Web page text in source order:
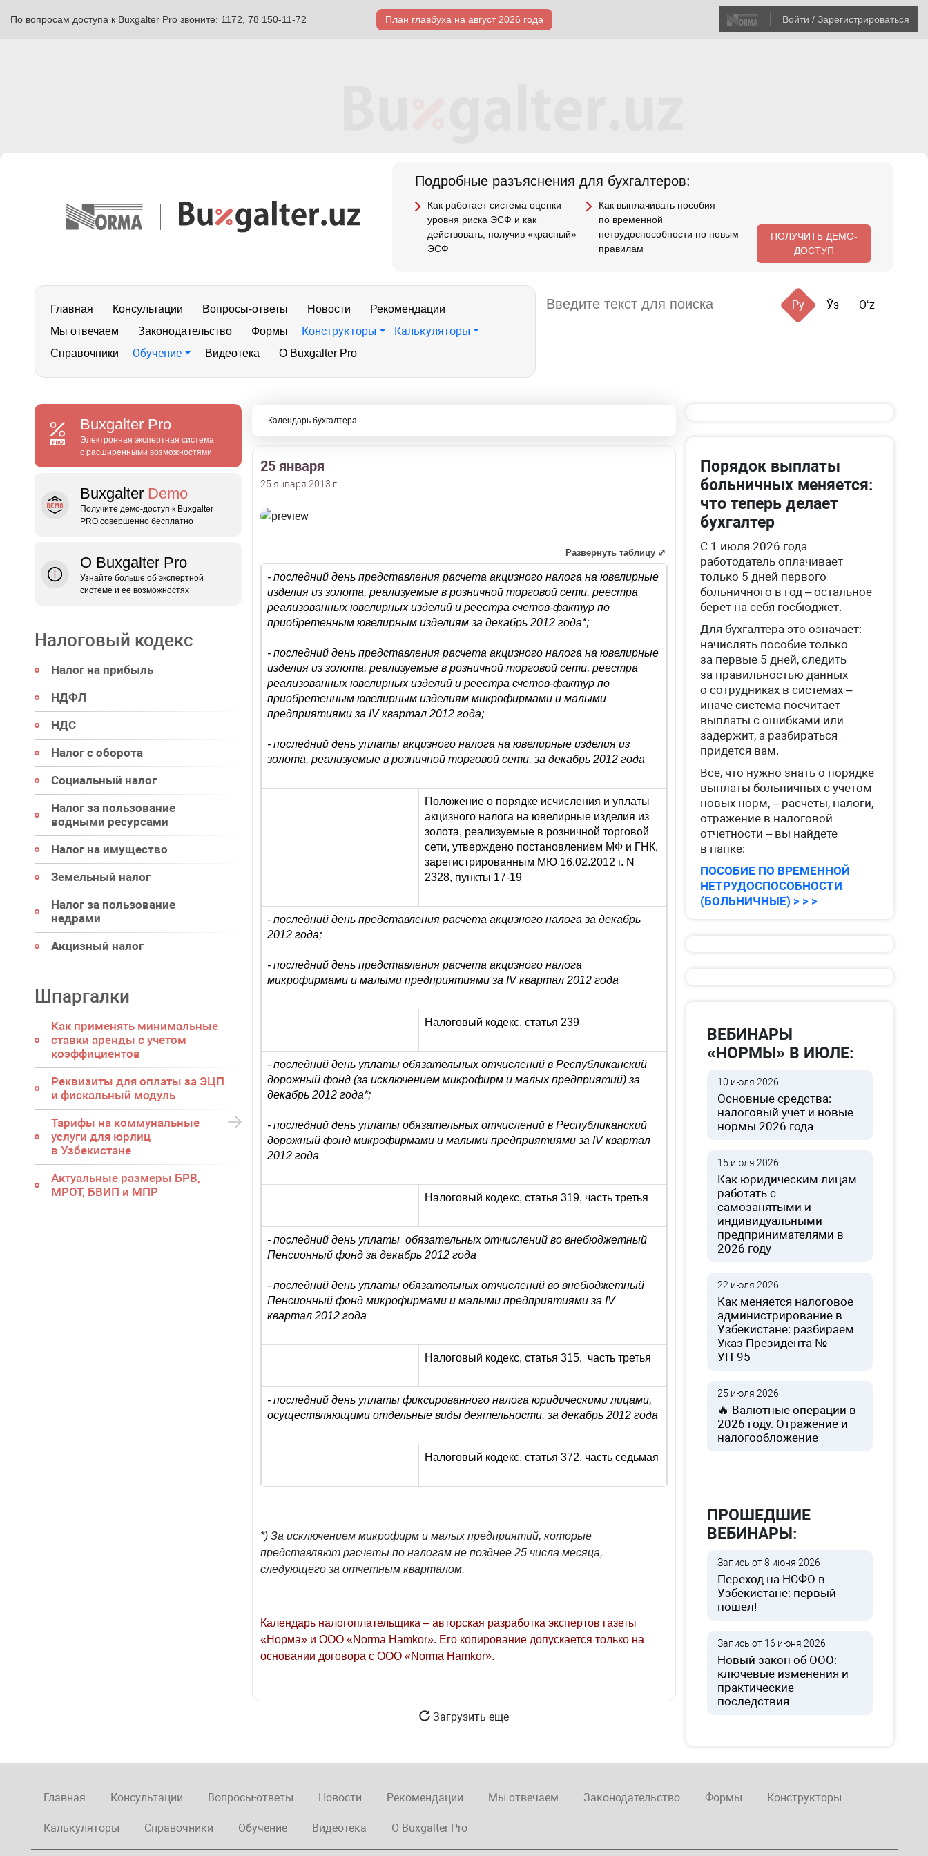
По вопросам доступа к Buxgalter Pro звоните: 1172, 78 150-11-72 План главбуха на август 2026 года Войти / Зарегистрироваться
Подробные разъяснения для бухгалтеров:
Как работает система оценки
уровня риска ЭСФ и как
действовать, получив «красный»
ЭСФ
Как выплачивать пособия
по временной
нетрудоспособности по новым
правилам
ПОЛУЧИТЬ ДЕМО-
ДОСТУП
Главная Консультации Вопросы-ответы Новости
Рекомендации
Мы отвечаем
Законодательство Формы Конструкторы Калькуляторы
Справочники Обучение Видеотека О Buxgalter Pro
Ру Ўз Oʻz
Buxgalter Pro
Электронная экспертная система
с расширенными возможностями
Buxgalter Demo
Получите демо‑доступ к Buxgalter
PRO совершенно бесплатно
О Buxgalter Pro
Узнайте больше об экспертной
системе и ее возможностях
Налоговый кодекс
Налог на прибыль
НДФЛ
НДС
Налог с оборота
Социальный налог
Налог за пользование
водными ресурсами
Налог на имущество
Земельный налог
Налог за пользование
недрами
Акцизный налог
Шпаргалки
Как применять минимальные
ставки аренды с учетом
коэффициентов
Реквизиты для оплаты за ЭЦП
и фискальный модуль
Тарифы на коммунальные
услуги для юрлиц
в Узбекистане
Актуальные размеры БРВ,
МРОТ, БВИП и МПР
Календарь бухгалтера
25 января
25 января 2013 г.
- последний день представления расчета акцизного налога на ювелирные
изделия из золота, реализуемые в розничной торговой сети, реестра
реализованных ювелирных изделий и реестра счетов-фактур по
приобретенным ювелирным изделиям за декабрь 2012 года*;
- последний день представления расчета акцизного налога на ювелирные
изделия из золота, реализуемые в розничной торговой сети, реестра
реализованных ювелирных изделий и реестра счетов-фактур по
приобретенным ювелирным изделиям микрофирмами и малыми
предприятиями за IV квартал 2012 года;
- последний день уплаты акцизного налога на ювелирные изделия из
золота, реализуемые в розничной торговой сети, за декабрь 2012 года
Положение о порядке исчисления и уплаты
акцизного налога на ювелирные изделия из
золота, реализуемые в розничной торговой
сети, утверждено постановлением МФ и ГНК,
зарегистрированным МЮ 16.02.2012 г. N
2328, пункты 17-19
- последний день представления расчета акцизного налога за декабрь
2012 года;
- последний день представления расчета акцизного налога
микрофирмами и малыми предприятиями за IV квартал 2012 года
Налоговый кодекс, статья 239
- последний день уплаты обязательных отчислений в Республиканский
дорожный фонд (за исключением микрофирм и малых предприятий) за
декабрь 2012 года*;
- последний день уплаты обязательных отчислений в Республиканский
дорожный фонд микрофирмами и малыми предприятиями за IV квартал
2012 года
Налоговый кодекс, статья 319, часть третья
- последний день уплаты обязательных отчислений во внебюджетный
Пенсионный фонд за декабрь 2012 года
- последний день уплаты обязательных отчислений во внебюджетный
Пенсионный фонд микрофирмами и малыми предприятиями за IV
квартал 2012 года
Налоговый кодекс, статья 315, часть третья
- последний день уплаты фиксированного налога юридическими лицами,
осуществляющими отдельные виды деятельности, за декабрь 2012 года
Налоговый кодекс, статья 372, часть седьмая
Развернуть таблицу ⤢
*) За исключением микрофирм и малых предприятий, которые
представляют расчеты по налогам не позднее 25 числа месяца,
следующего за отчетным кварталом.
Календарь налогоплательщика – авторская разработка экспертов газеты
«Норма» и ООО «Norma Hamkor». Его копирование допускается только на
основании договора с ООО «Norma Hamkor».
Загрузить еще
Порядок выплаты
больничных меняется:
что теперь делает
бухгалтер
С 1 июля 2026 года
работодатель оплачивает
только 5 дней первого
больничного в год – остальное
берет на себя госбюджет.
Для бухгалтера это означает:
начислять пособие только
за первые 5 дней, следить
за правильностью данных
о сотрудниках в системах –
иначе система посчитает
выплаты с ошибками или
задержит, а разбираться
придется вам.
Все, что нужно знать о порядке
выплаты больничных с учетом
новых норм, – расчеты, налоги,
отражение в налоговой
отчетности – вы найдете
в папке:
ПОСОБИЕ ПО ВРЕМЕННОЙ
НЕТРУДОСПОСОБНОСТИ
(БОЛЬНИЧНЫЕ) > > >
ВЕБИНАРЫ
«НОРМЫ» В ИЮЛЕ:
10 июля 2026
Основные средства:
налоговый учет и новые
нормы 2026 года
15 июля 2026
Как юридическим лицам
работать с
самозанятыми и
индивидуальными
предпринимателями в
2026 году
22 июля 2026
Как меняется налоговое
администрирование в
Узбекистане: разбираем
Указ Президента №
УП-95
25 июля 2026
🔥 Валютные операции в
2026 году. Отражение и
налогообложение
ПРОШЕДШИЕ
ВЕБИНАРЫ:
Запись от 8 июня 2026
Переход на НСФО в
Узбекистане: первый
пошел!
Запись от 16 июня 2026
Новый закон об ООО:
ключевые изменения и
практические
последствия
Главная Консультации Вопросы-ответы Новости Рекомендации Мы отвечаем Законодательство Формы Конструкторы
Калькуляторы Справочники Обучение Видеотека О Buxgalter Pro